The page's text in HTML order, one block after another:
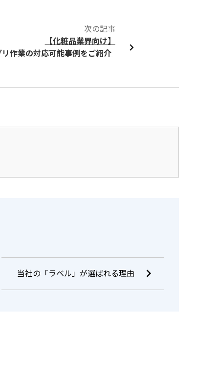
次の記事
【化粧品業界向け】
作業の対応可能事例をご紹介
当社の「ラベル」が選ばれる理由